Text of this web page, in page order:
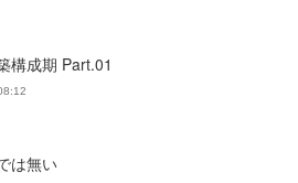
構成期 Part.01
は無い